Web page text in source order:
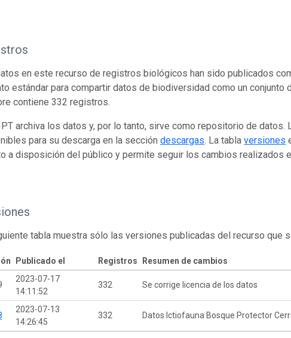
en este recurso de registros biológicos han sido publicados
estándar para compartir datos de biodiversidad como un conjunto
contiene 332 registros.
archiva los datos y, por lo tanto, sirve como repositorio de
para su descarga en la seccióndescargas. La tablaversiones
a disposición del público y permite seguir los cambios realizados
tabla muestra sólo las versiones publicadas del recurso que
Publicado el Registros Resumen de cambios
2023-07-17
14:11:52
332 Se corrige licencia de los datos
2023-07-13
14:26:45
332 Datos Ictiofauna Bosque Protector